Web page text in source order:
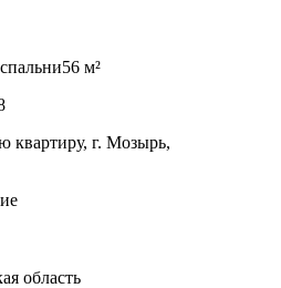
56 м²
квартиру, г. Мозырь,
область